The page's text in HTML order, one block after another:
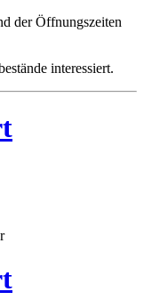
der Öffnungszeiten
interessiert.